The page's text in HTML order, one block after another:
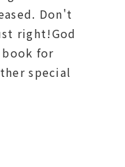
Don't
right!God
book for
special